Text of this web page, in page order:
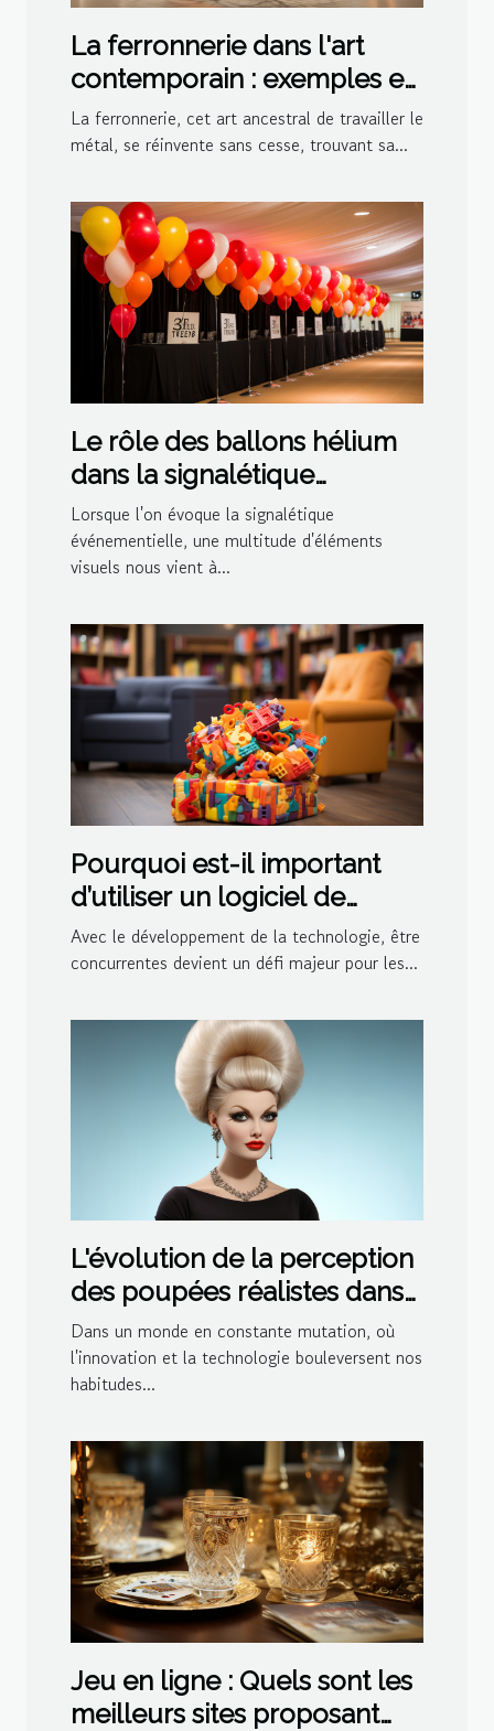
La ferronnerie dans l'art
contemporain : exemples et
inspirations
La ferronnerie, cet art ancestral de travailler le
métal, se réinvente sans cesse, trouvant sa...
Le rôle des ballons hélium
dans la signalétique
événementielle
Lorsque l'on évoque la signalétique
événementielle, une multitude d'éléments
visuels nous vient à...
Pourquoi est-il important
d’utiliser un logiciel de
ludothèque et de
médiathèque pour votre
Avec le développement de la technologie, être
concurrentes devient un défi majeur pour les...
L'évolution de la perception
des poupées réalistes dans
la société moderne
Dans un monde en constante mutation, où
l'innovation et la technologie bouleversent nos
habitudes...
Jeu en ligne : Quels sont les
meilleurs sites proposant